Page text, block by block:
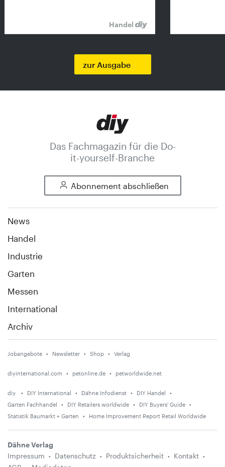
Handel
zur Ausgabe
Das Fachmagazin für die Do-
it-yourself-Branche
Abonnement abschließen
News
Handel
Industrie
Garten
Messen
International
Archiv
Jobangebote Newsletter Shop Verlag
diyinternational.com petonline.de petworldwide.net
diy DIY International Dähne Infodienst
DIY Handel
Garten Fachhandel
DIY Retailers worldwide
DIY Buyers' Guide
Statistik Baumarkt + Garten
Home Improvement Report Retail Worldwide
Dähne Verlag
Impressum
Datenschutz Produktsicherheit
Kontakt